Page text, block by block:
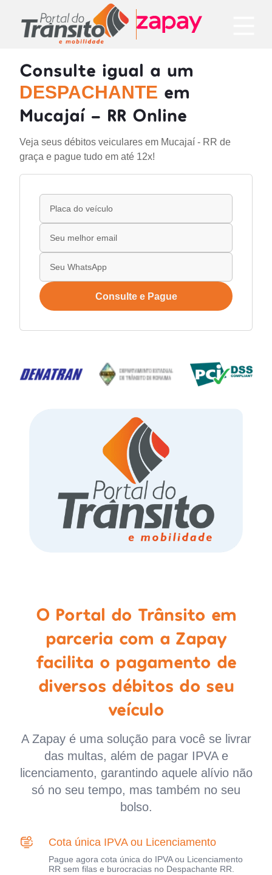
Consulte igual a um
DESPACHANTE em
Mucajaí - RR Online
Veja seus débitos veiculares em Mucajaí - RR de
graça e pague tudo em até 12x!
Consulte e Pague
O Portal do Trânsito em
parceria com a Zapay
facilita o pagamento de
diversos débitos do seu
veículo
A Zapay é uma solução para você se livrar
das multas, além de pagar IPVA e
licenciamento, garantindo aquele alívio não
só no seu tempo, mas também no seu
bolso.
Cota única IPVA ou Licenciamento
Pague agora cota única do IPVA ou Licenciamento
RR sem filas e burocracias no Despachante RR.